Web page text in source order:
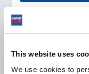
This website uses
We use cookies to